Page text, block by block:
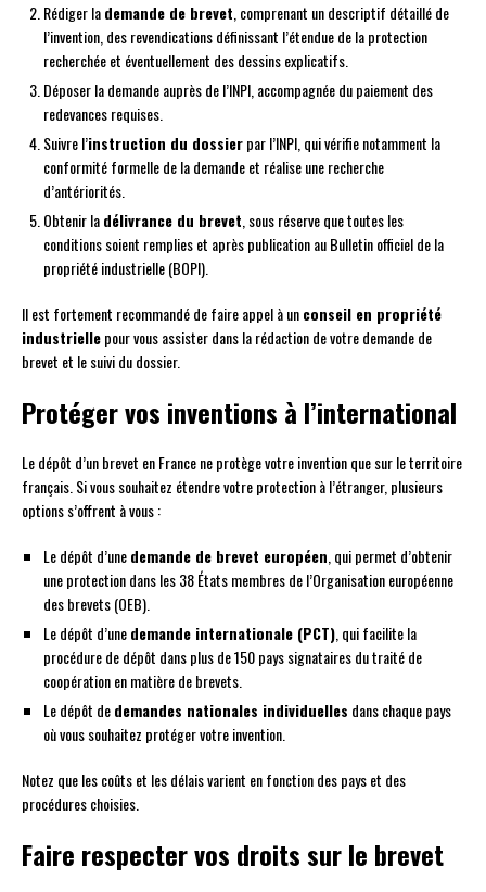
Rédiger lademande de brevet, comprenant un descriptif détaillé de
l’invention, des revendications définissant l’étendue de la protection
recherchée et éventuellement des dessins explicatifs.
Déposer la demande auprès de l’INPI, accompagnée du paiement des
redevances requises.
Suivre l’instruction du dossierpar l’INPI, qui vérifie notamment la
conformité formelle de la demande et réalise une recherche
d’antériorités.
Obtenir ladélivrance du brevet, sous réserve que toutes les
conditions soient remplies et après publication au Bulletin officiel de la
propriété industrielle (BOPI).
Il est fortement recommandé de faire appel à unconseil en propriété
industriellepour vous assister dans la rédaction de votre demande de
brevet et le suivi du dossier.
Protéger vos inventions à l’international
Le dépôt d’un brevet en France ne protège votre invention que sur le territoire
français. Si vous souhaitez étendre votre protection à l’étranger, plusieurs
options s’offrent à vous :
Le dépôt d’unedemande de brevet européen, qui permet d’obtenir
une protection dans les 38 États membres de l’Organisation européenne
des brevets (OEB).
Le dépôt d’unedemande internationale (PCT), qui facilite la
procédure de dépôt dans plus de 150 pays signataires du traité de
coopération en matière de brevets.
Le dépôt dedemandes nationales individuelles dans chaque pays
où vous souhaitez protéger votre invention.
Notez que les coûts et les délais varient en fonction des pays et des
procédures choisies.
Faire respecter vos droits sur le brevet